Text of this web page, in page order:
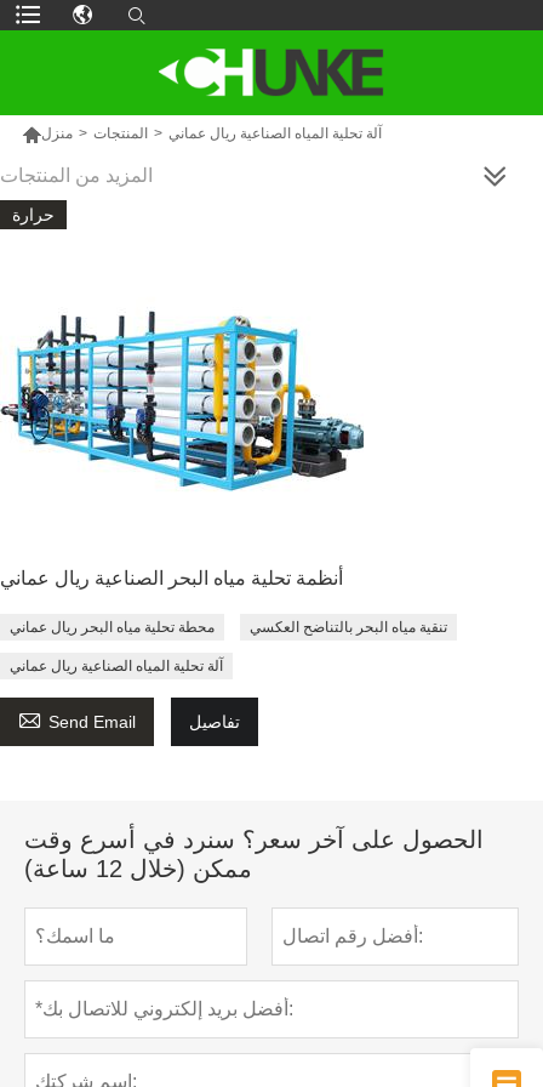
منزل > المنتجات > آلة تحلية المياه الصناعية ريال عماني
المزيد من المنتجات
حرارة
أنظمة تحلية مياه البحر الصناعية ريال عماني
محطة تحلية مياه البحر ريال عماني تنقية مياه البحر بالتناضح العكسي
آلة تحلية المياه الصناعية ريال عماني
 Send Email تفاصيل
الحصول على آخر سعر؟ سنرد في أسرع وقت
ممكن (خلال 12 ساعة)